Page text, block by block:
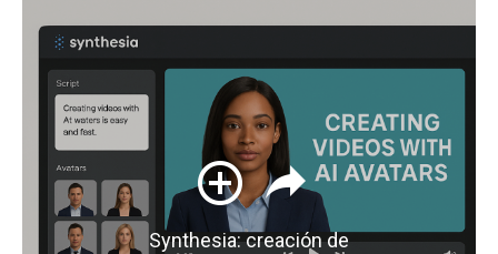
Synthesia: creación de